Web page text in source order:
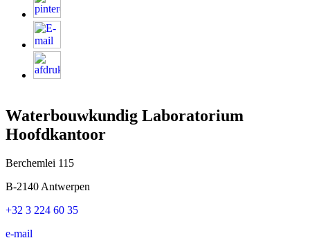
Waterbouwkundig Laboratorium
Hoofdkantoor
Berchemlei 115
B-2140 Antwerpen
+32 3 224 60 35
e-mail